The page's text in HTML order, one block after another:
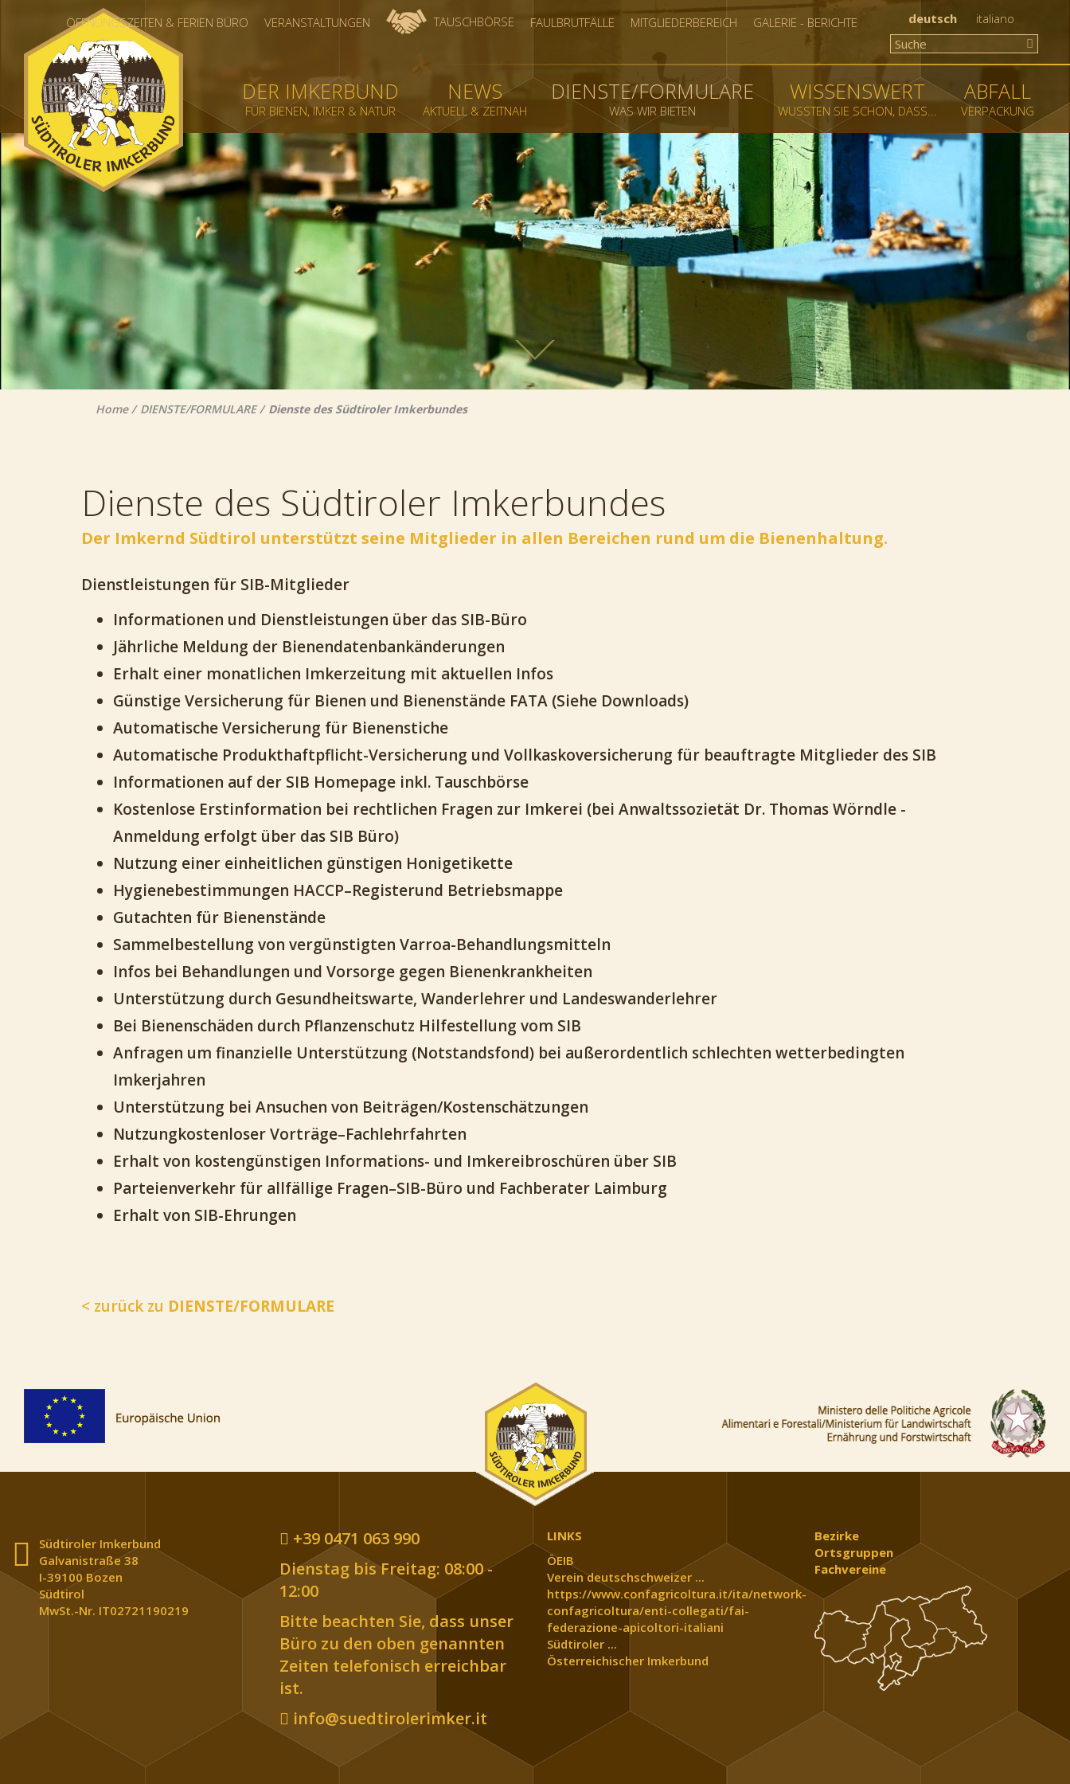
ÖFFNUNGSZEITEN & FERIEN BÜRO VERANSTALTUNGEN TAUSCHBÖRSE FAULBRUTFÄLLE MITGLIEDERBEREICH GALERIE - BERICHTE deutsch italiano
DER IMKERBUND
FÜR BIENEN, IMKER & NATUR
NEWS
AKTUELL & ZEITNAH
DIENSTE/FORMULARE
WAS WIR BIETEN
WISSENSWERT
WUSSTEN SIE SCHON, DASS...
ABFALL
VERPACKUNG
Home DIENSTE/FORMULARE Dienste des Südtiroler Imkerbundes
Dienste des Südtiroler Imkerbundes
Der Imkernd Südtirol unterstützt seine Mitglieder in allen Bereichen rund um die Bienenhaltung.
Dienstleistungen für SIB-Mitglieder
Informationen und Dienstleistungen über das SIB-Büro
Jährliche Meldung der Bienendatenbankänderungen
Erhalt einer monatlichen Imkerzeitung mit aktuellen Infos
Günstige Versicherung für Bienen und Bienenstände FATA (Siehe Downloads)
Automatische Versicherung für Bienenstiche
Automatische Produkthaftpflicht-Versicherung und Vollkaskoversicherung für beauftragte Mitglieder des SIB
Informationen auf der SIB Homepage inkl. Tauschbörse
Kostenlose Erstinformation bei rechtlichen Fragen zur Imkerei (bei Anwaltssozietät Dr. Thomas Wörndle -
Anmeldung erfolgt über das SIB Büro)
Nutzung einer einheitlichen günstigen Honigetikette
Hygienebestimmungen HACCP–Registerund Betriebsmappe
Gutachten für Bienenstände
Sammelbestellung von vergünstigten Varroa-Behandlungsmitteln
Infos bei Behandlungen und Vorsorge gegen Bienenkrankheiten
Unterstützung durch Gesundheitswarte, Wanderlehrer und Landeswanderlehrer
Bei Bienenschäden durch Pflanzenschutz Hilfestellung vom SIB
Anfragen um finanzielle Unterstützung (Notstandsfond) bei außerordentlich schlechten wetterbedingten
Imkerjahren
Unterstützung bei Ansuchen von Beiträgen/Kostenschätzungen
Nutzungkostenloser Vorträge–Fachlehrfahrten
Erhalt von kostengünstigen Informations- und Imkereibroschüren über SIB
Parteienverkehr für allfällige Fragen–SIB-Büro und Fachberater Laimburg
Erhalt von SIB-Ehrungen
< zurück zu DIENSTE/FORMULARE
Südtiroler Imkerbund
Galvanistraße 38
I-39100 Bozen
Südtirol
MwSt.-Nr. IT02721190219
+39 0471 063 990
Dienstag bis Freitag: 08:00 -
12:00
Bitte beachten Sie, dass unser
Büro zu den oben genannten
Zeiten telefonisch erreichbar
ist.
info@suedtirolerimker.it
LINKS
ÖEIB
Verein deutschschweizer ...
https://www.confagricoltura.it/ita/network-
confagricoltura/enti-collegati/fai-
federazione-apicoltori-italiani
Südtiroler ...
Österreichischer Imkerbund
Bezirke
Ortsgruppen
Fachvereine